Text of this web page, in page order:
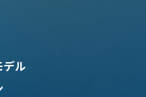
デル